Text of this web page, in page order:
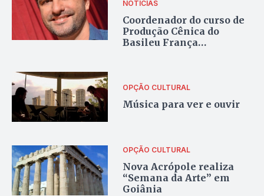
NOTÍCIAS
Coordenador do curso de
Produção Cênica do
Basileu França
OPÇÃO CULTURAL
Música para ver e ouvir
OPÇÃO CULTURAL
Nova Acrópole realiza
“Semana da Arte” em
Goiânia